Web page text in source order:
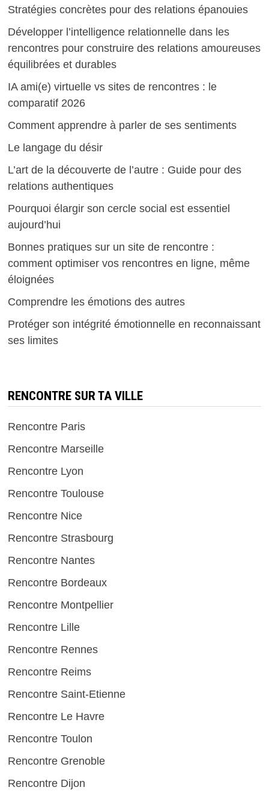
Stratégies concrètes pour des relations épanouies
Développer l’intelligence relationnelle dans les
rencontres pour construire des relations amoureuses
équilibrées et durables
IA ami(e) virtuelle vs sites de rencontres : le
comparatif 2026
Comment apprendre à parler de ses sentiments
Le langage du désir
L’art de la découverte de l’autre : Guide pour des
relations authentiques
Pourquoi élargir son cercle social est essentiel
aujourd’hui
Bonnes pratiques sur un site de rencontre :
comment optimiser vos rencontres en ligne, même
éloignées
Comprendre les émotions des autres
Protéger son intégrité émotionnelle en reconnaissant
ses limites
RENCONTRE SUR TA VILLE
Rencontre Paris
Rencontre Marseille
Rencontre Lyon
Rencontre Toulouse
Rencontre Nice
Rencontre Strasbourg
Rencontre Nantes
Rencontre Bordeaux
Rencontre Montpellier
Rencontre Lille
Rencontre Rennes
Rencontre Reims
Rencontre Saint-Etienne
Rencontre Le Havre
Rencontre Toulon
Rencontre Grenoble
Rencontre Dijon